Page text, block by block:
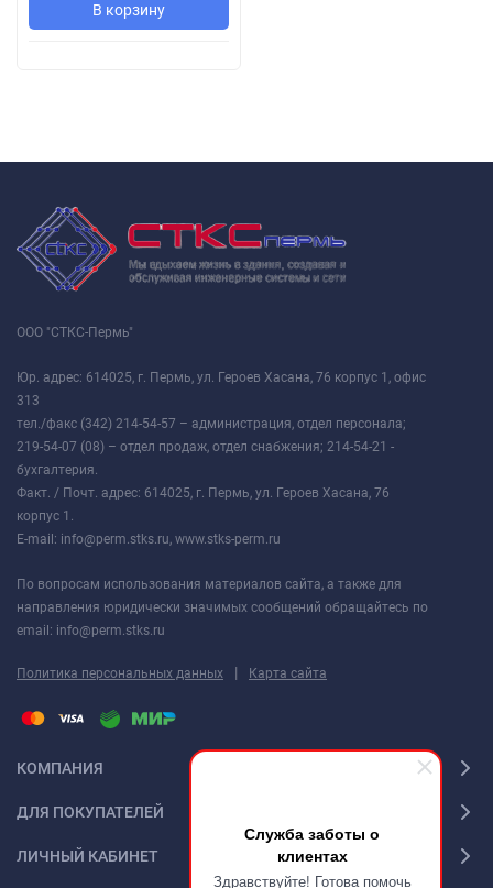
Служба заботы о
клиентах
Здравствуйте! Готова помочь
В корзину
ООО "СТКС-Пермь"
Юр. адрес: 614025, г. Пермь, ул. Героев Хасана, 76 корпус 1, офис
313
тел./факс (342) 214-54-57 – администрация, отдел персонала;
219-54-07 (08) – отдел продаж, отдел снабжения; 214-54-21 -
бухгалтерия.
Факт. / Почт. адрес: 614025, г. Пермь, ул. Героев Хасана, 76
корпус 1.
E-mail: info@perm.stks.ru, www.stks-perm.ru
По вопросам использования материалов сайта, а также для
направления юридически значимых сообщений обращайтесь по
email: info@perm.stks.ru
Политика персональных данных | Карта сайта
КОМПАНИЯ
ДЛЯ ПОКУПАТЕЛЕЙ
ЛИЧНЫЙ КАБИНЕТ